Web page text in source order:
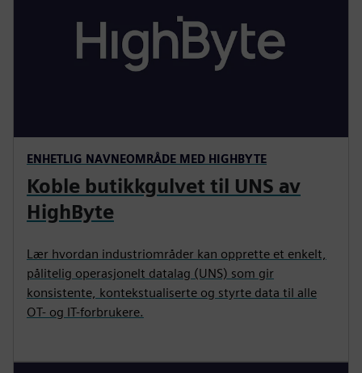
ENHETLIG NAVNEOMRÅDE MED HIGHBYTE
Koble butikkgulvet til UNS av
HighByte
Lær hvordan industriområder kan opprette et enkelt,
pålitelig operasjonelt datalag (UNS) som gir
konsistente, kontekstualiserte og styrte data til alle
OT- og IT-forbrukere.